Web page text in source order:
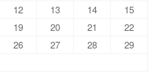
12 13 14
15
19 20 21
22
26 27 28
29